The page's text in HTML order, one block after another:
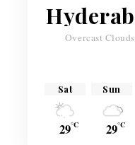
Overcast Clouds
Sat
29°C
Sun
29°C